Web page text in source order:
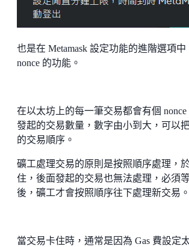
也是在 Metamask 設定功能的進階選項
nonce 的功能。
在以太坊上的每一筆交易都會有個
發起的交易數量，數字由小到大，可以
的交易順序。
礦工處理交易的原則是按照順序處理，
住，後面發起的交易也無法處理，必須
後，礦工才會按照順序往下處理新交易。
當交易卡住時，通常是因為 Gas 費設定